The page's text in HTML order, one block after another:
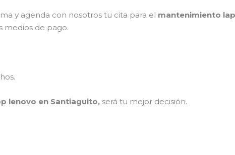
y agenda con nosotros tu cita para el mantenimiento
medios de pago.
lenovo en Santiaguito, será tu mejor decisión.